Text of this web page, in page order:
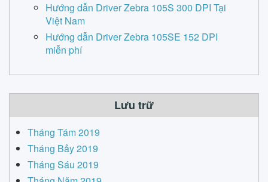
Hướng dẫn Driver Zebra 105S 300 DPI Tại
Việt Nam
Hướng dẫn Driver Zebra 105SE 152 DPI
miễn phí
Lưu trữ
Tháng Tám 2019
Tháng Bảy 2019
Tháng Sáu 2019